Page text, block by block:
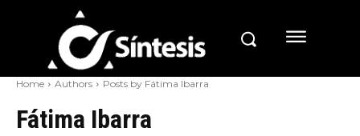
Home Authors Posts by Fátima Ibarra
Fátima Ibarra